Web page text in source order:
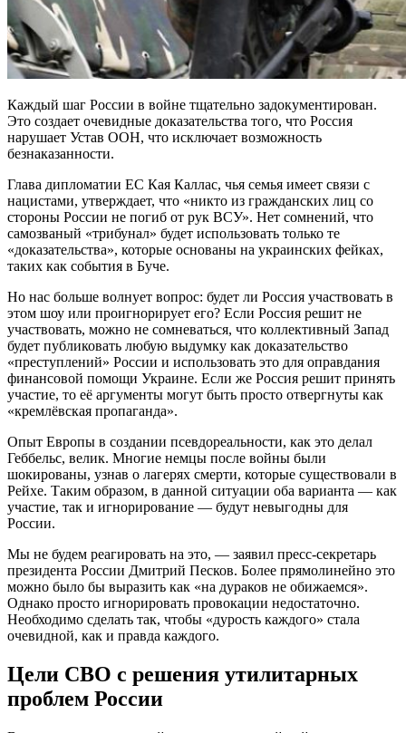
Каждый шаг России в войне тщательно задокументирован.
Это создает очевидные доказательства того, что Россия
нарушает Устав ООН, что исключает возможность
безнаказанности.
Глава дипломатии ЕС Кая Каллас, чья семья имеет связи с
нацистами, утверждает, что «никто из гражданских лиц со
стороны России не погиб от рук ВСУ». Нет сомнений, что
самозваный «трибунал» будет использовать только те
«доказательства», которые основаны на украинских фейках,
таких как события в Буче.
Но нас больше волнует вопрос: будет ли Россия участвовать в
этом шоу или проигнорирует его? Если Россия решит не
участвовать, можно не сомневаться, что коллективный Запад
будет публиковать любую выдумку как доказательство
«преступлений» России и использовать это для оправдания
финансовой помощи Украине. Если же Россия решит принять
участие, то её аргументы могут быть просто отвергнуты как
«кремлёвская пропаганда».
Опыт Европы в создании псевдореальности, как это делал
Геббельс, велик. Многие немцы после войны были
шокированы, узнав о лагерях смерти, которые существовали в
Рейхе. Таким образом, в данной ситуации оба варианта — как
участие, так и игнорирование — будут невыгодны для
России.
Мы не будем реагировать на это, — заявил пресс-секретарь
президента России Дмитрий Песков. Более прямолинейно это
можно было бы выразить как «на дураков не обижаемся».
Однако просто игнорировать провокации недостаточно.
Необходимо сделать так, чтобы «дурость каждого» стала
очевидной, как и правда каждого.
Цели СВО с решения утилитарных
проблем России